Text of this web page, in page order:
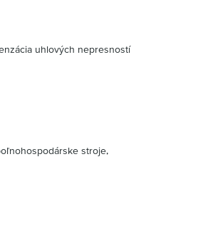
uhlových nepresností
stroje,